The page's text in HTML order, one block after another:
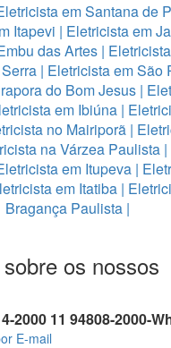
em Santana de
Itapevi | Eletricista em
das Artes |
| Eletricista em São
do Bom Jesus |
em Ibiúna |
no Mairiporã |
na Várzea Paulista |
em Itupeva|
em Itatiba|
Bragança Paulista|
os nossos
2000 11 94808-2000-
E-mail